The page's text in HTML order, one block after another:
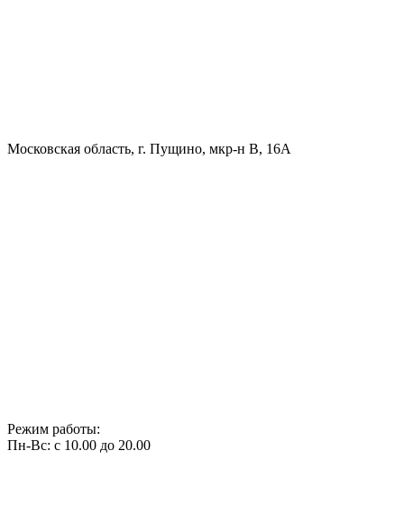
Московская область, г. Пущино, мкр-н В, 16А
Режим работы:
Пн-Вс: с 10.00 до 20.00